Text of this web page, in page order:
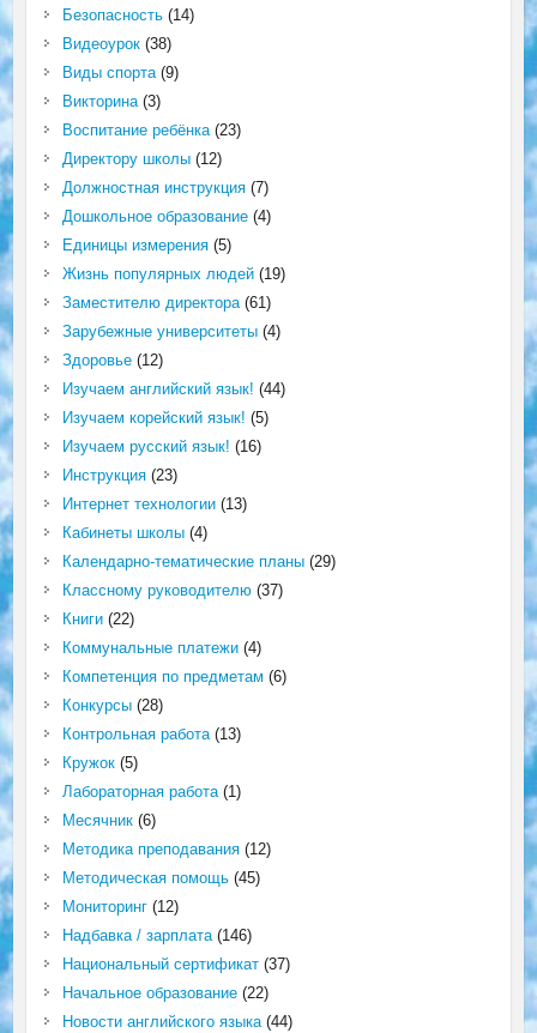
Безопасность(14)
Видеоурок(38)
Виды спорта(9)
Викторина(3)
Воспитание ребёнка(23)
Директору школы(12)
Должностная инструкция(7)
Дошкольное образование(4)
Единицы измерения(5)
Жизнь популярных людей(19)
Заместителю директора(61)
Зарубежные университеты(4)
Здоровье(12)
Изучаем английский язык! (44)
Изучаем корейский язык! (5)
Изучаем русский язык! (16)
Инструкция(23)
Интернет технологии(13)
Кабинеты школы(4)
Календарно-тематические планы(29)
Классному руководителю(37)
Книги(22)
Коммунальные платежи(4)
Компетенция по предметам (6)
Конкурсы(28)
Контрольная работа(13)
Кружок(5)
Лабораторная работа(1)
Месячник(6)
Методика преподавания(12)
Методическая помощь(45)
Мониторинг(12)
Надбавка / зарплата(146)
Национальный сертификат(37)
Начальное образование(22)
Новости английского языка(44)